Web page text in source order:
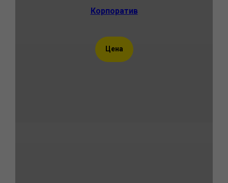
Корпоратив
Цена